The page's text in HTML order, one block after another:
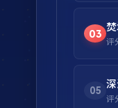
03
评
05
评